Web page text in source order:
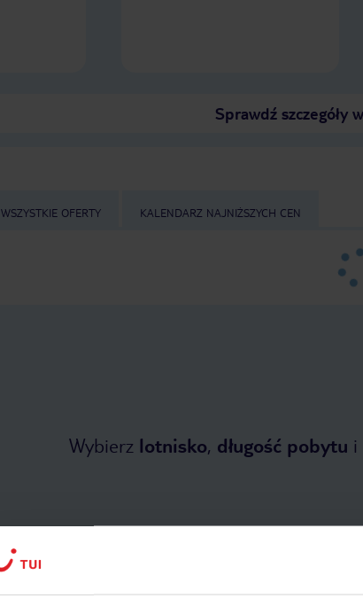
Sprawdź szczegóły
WSZYSTKIE OFERTY KALENDARZ NAJNIŻSZYCH CEN
Wybierz lotnisko, długość pobytu i